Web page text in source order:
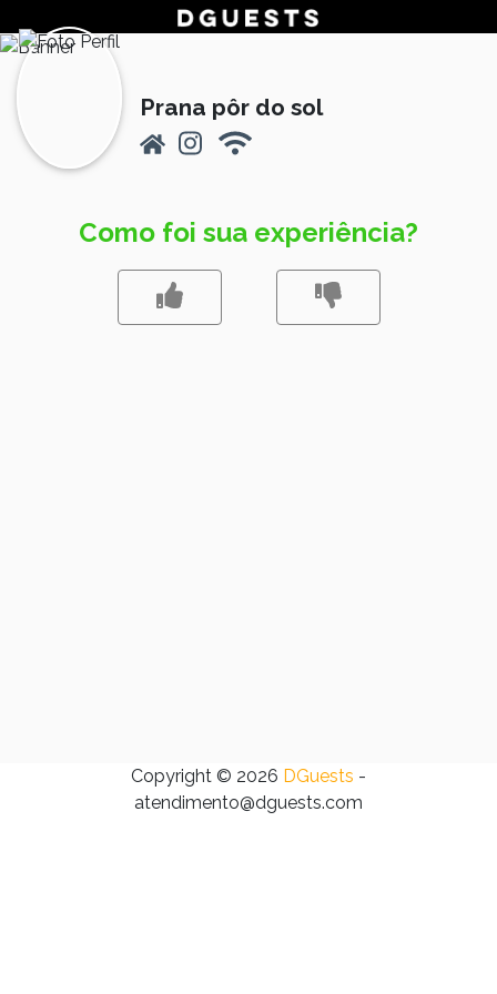
Prana pôr do sol
Como foi sua experiência?
Copyright © 2026 DGuests -
atendimento@dguests.com